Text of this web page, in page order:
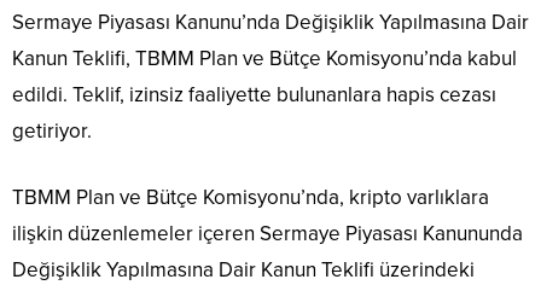
Sermaye Piyasası Kanunu’nda Değişiklik Yapılmasına Dair
Kanun Teklifi, TBMM Plan ve Bütçe Komisyonu’nda kabul
edildi. Teklif, izinsiz faaliyette bulunanlara hapis cezası
getiriyor.
TBMM Plan ve Bütçe Komisyonu’nda, kripto varlıklara
ilişkin düzenlemeler içeren Sermaye Piyasası Kanununda
Değişiklik Yapılmasına Dair Kanun Teklifi üzerindeki